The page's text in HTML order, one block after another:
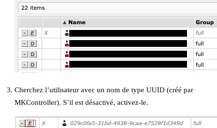
Cherchez l’utilisateur avec un nom de type UUID (créé par
MKController). S’il est désactivé, activez-le.